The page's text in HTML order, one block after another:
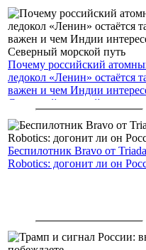
Почему российский
ледокол «Ленин» остаётся
важен и чем Индии
Северный морской путь
Беспилотник Bravo от Triada
Robotics: догонит ли он